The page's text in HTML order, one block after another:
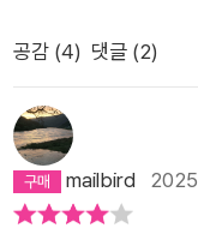
한 날만 골라 서 있고
평범해서 구분해야 한
고, 내가 나로 오롯이
리며 썼다. 빛나고 싶
에 깃든 범상한 일들과
공감 (4) 댓글 (2)
mailbird